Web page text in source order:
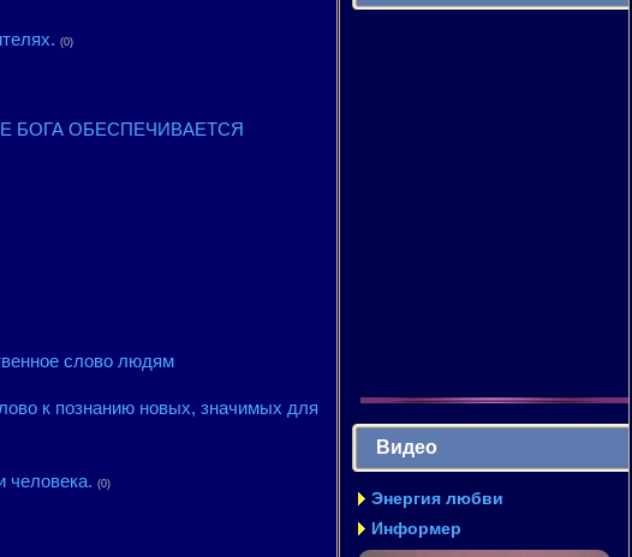
(0)
БОГА ОБЕСПЕЧИВАЕТСЯ
слово людям
к познанию новых, значимых для
человека. (0)
Видео
Энергия любви
Информер